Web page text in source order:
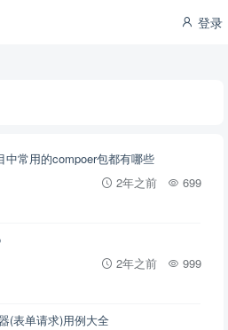
登录
中常用的compoer包都有哪些
2年之前 699
2年之前 999
(表单请求)用例大全